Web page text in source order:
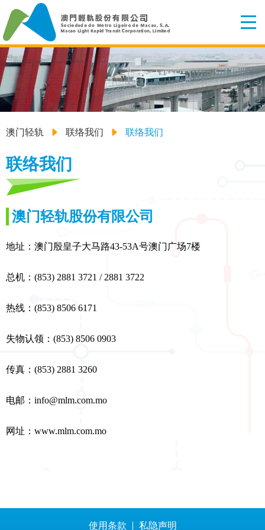
澳门轻轨 联络我们 联络我们
联络我们
澳门轻轨股份有限公司
地址：澳门殷皇子大马路43-53A号澳门广场7楼
总机：(853) 2881 3721 / 2881 3722
热线：(853) 8506 6171
失物认领：(853) 8506 0903
传真：(853) 2881 3260
电邮： info@mlm.com.mo
网址：www.mlm.com.mo
使用条款 私隐声明